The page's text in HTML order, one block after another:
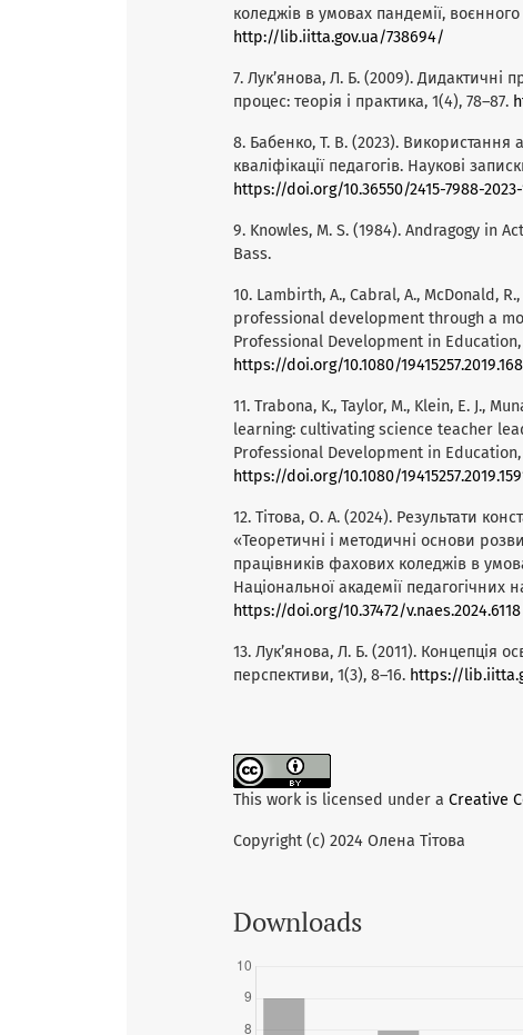
коледжів в умовах пандемії,
http://lib.iitta.gov.ua/738694/
7. Лук’янова, Л. Б. (2009). Дидактичні
процес: теорія і практика, 1(4), 78–87.
8. Бабенко, Т. В. (2023). Використання
кваліфікації педагогів. Наукові
https://doi.org/10.36550/2415-7988-2023-
9. Knowles, M. S. (1984). Andragogy in
Bass.
10. Lambirth, A., Cabral, A., McDonald,
professional development through a
Professional Development in Education,
https://doi.org/10.1080/
11. Trabona, K., Taylor, M., Klein, E. J.,
learning: cultivating science teacher
Professional Development in Education,
https://doi.org/10.1080/
12. Тітова, О. А. (2024). Результати
«Теоретичні і методичні основи
працівників фахових коледжів в
Національної академії педагогічних
https://doi.org/10.37472/v.naes.2024.6118
13. Лук’янова, Л. Б. (2011). Концепція
перспективи, 1(3), 8–16. https://
This work is licensed under a Creative
Copyright (c) 2024 Олена Тітова
Downloads